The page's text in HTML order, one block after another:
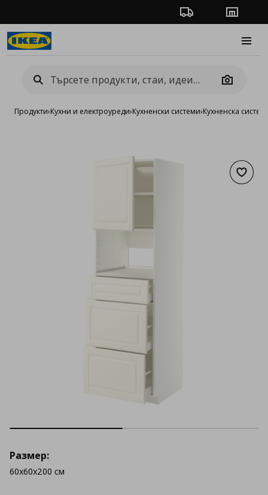
Проследяване на
Camera
Продукти›Кухни и електроуреди›Кухненски системи›Кухненска
Размер:
60x60x200 см